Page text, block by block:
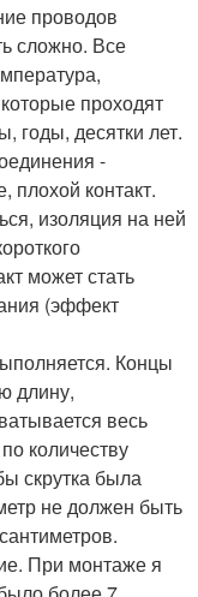
проводов
сложно. Все
проходят
годы, десятки лет.
-
плохой контакт.
изоляция на ней
может стать
(эффект
Концы
длину,
весь
количеству
скрутка была
не должен быть
При монтаже я